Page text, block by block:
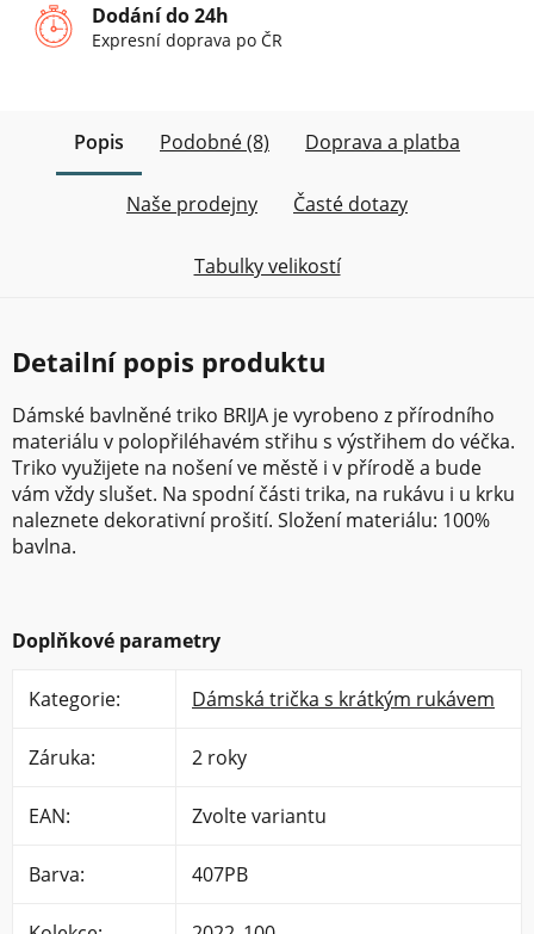
Dodání do 24h
Expresní doprava po ČR
Popis Podobné (8) Doprava a platba
Naše prodejny Časté dotazy
Tabulky velikostí
Detailní popis produktu
Dámské bavlněné triko BRIJA je vyrobeno z přírodního
materiálu v polopřiléhavém střihu s výstřihem do véčka.
Triko využijete na nošení ve městě i v přírodě a bude
vám vždy slušet. Na spodní části trika, na rukávu i u krku
naleznete dekorativní prošití. Složení materiálu: 100%
bavlna.
Doplňkové parametry
Kategorie: Dámská trička s krátkým rukávem
Záruka: 2 roky
EAN: Zvolte variantu
Barva: 407PB